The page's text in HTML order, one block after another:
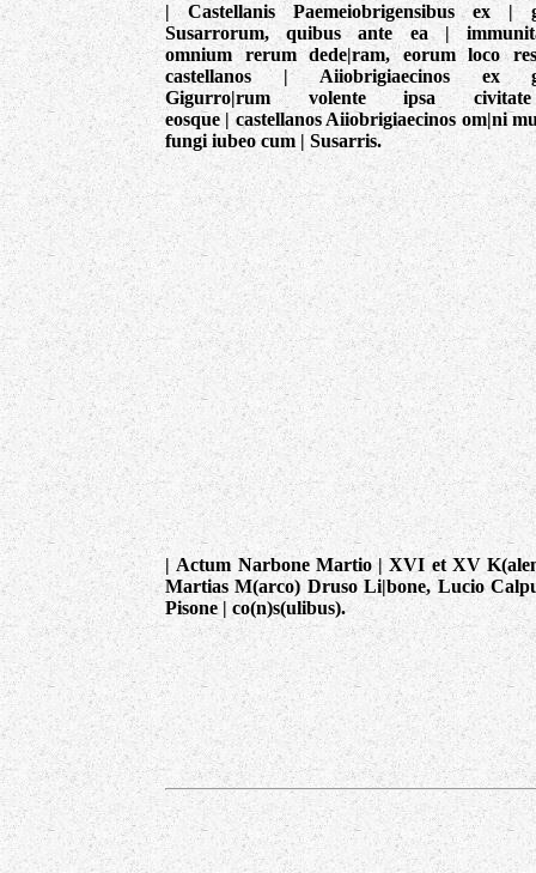
| Castellanis Paemeiobrigensibus ex |
Susarrorum, quibus ante ea |
omnium rerum dede|ram, eorum loco
castellanos | Aiiobrigiaecinos ex
Gigurro|rum volente ipsa
eosque | castellanos Aiiobrigiaecinos om|ni
fungi iubeo cum | Susarris.
| Actum Narbone Martio | XVI et XV
Martias M(arco) Druso Li|bone, Lucio
Pisone | co(n)s(ulibus).